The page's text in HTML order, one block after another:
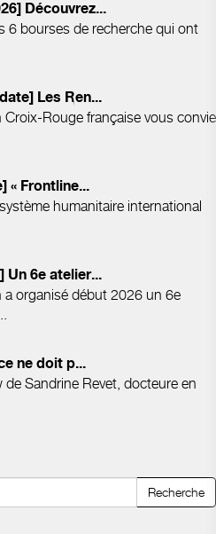
Découvrez...
6 bourses de recherche qui ont
Les Ren...
Croix-Rouge française vous convie
« Frontline...
humanitaire international
Un 6e atelier...
a organisé début 2026 un 6e
ne doit p...
de Sandrine Revet, docteure en
Recherche